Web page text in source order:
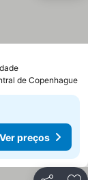
de Copenhague
Ver preços